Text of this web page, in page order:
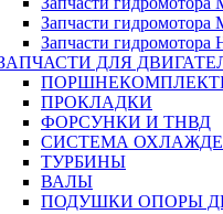
Запчасти гидромотора
Запчасти гидромотора
ДЛЯ
ПРОКЛАДКИ
ФОРСУНКИ И ТНВД
СИСТЕМА
ТУРБИНЫ
ВАЛЫ
ПОДУШКИ ОПОРЫ